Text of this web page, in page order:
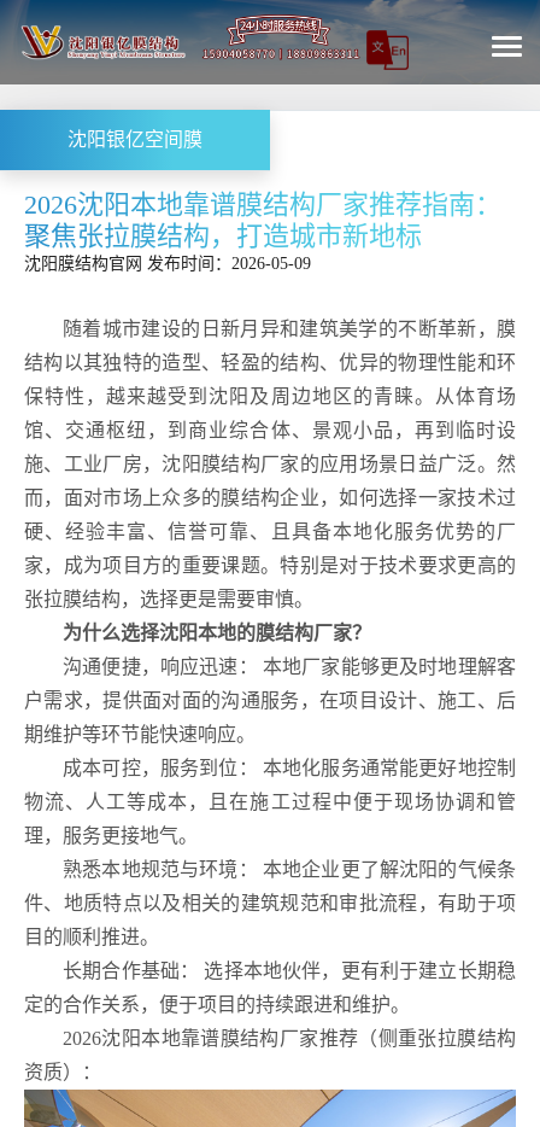
沈阳银亿空间膜
2026沈阳本地靠谱膜结构厂家推荐指南：
聚焦张拉膜结构，打造城市新地标
沈阳膜结构官网 发布时间：2026-05-09
随着城市建设的日新月异和建筑美学的不断革新，膜
结构以其独特的造型、轻盈的结构、优异的物理性能和环
保特性，越来越受到沈阳及周边地区的青睐。从体育场
馆、交通枢纽，到商业综合体、景观小品，再到临时设
施、工业厂房，沈阳膜结构厂家的应用场景日益广泛。然
而，面对市场上众多的膜结构企业，如何选择一家技术过
硬、经验丰富、信誉可靠、且具备本地化服务优势的厂
家，成为项目方的重要课题。特别是对于技术要求更高的
张拉膜结构，选择更是需要审慎。
为什么选择沈阳本地的膜结构厂家？
沟通便捷，响应迅速： 本地厂家能够更及时地理解客
户需求，提供面对面的沟通服务，在项目设计、施工、后
期维护等环节能快速响应。
成本可控，服务到位： 本地化服务通常能更好地控制
物流、人工等成本，且在施工过程中便于现场协调和管
理，服务更接地气。
熟悉本地规范与环境： 本地企业更了解沈阳的气候条
件、地质特点以及相关的建筑规范和审批流程，有助于项
目的顺利推进。
长期合作基础： 选择本地伙伴，更有利于建立长期稳
定的合作关系，便于项目的持续跟进和维护。
2026沈阳本地靠谱膜结构厂家推荐（侧重张拉膜结构
资质）：